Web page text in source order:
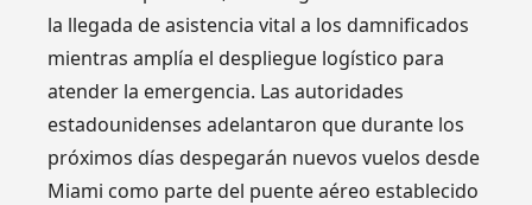
la llegada de asistencia vital a los damnificados
mientras amplía el despliegue logístico para
atender la emergencia. Las autoridades
estadounidenses adelantaron que durante los
próximos días despegarán nuevos vuelos desde
Miami como parte del puente aéreo establecido